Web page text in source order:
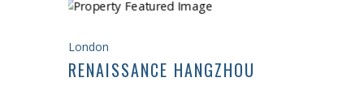
London
RENAISSANCE HANGZHOU